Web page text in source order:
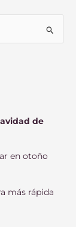
de
en otoño
más rápida